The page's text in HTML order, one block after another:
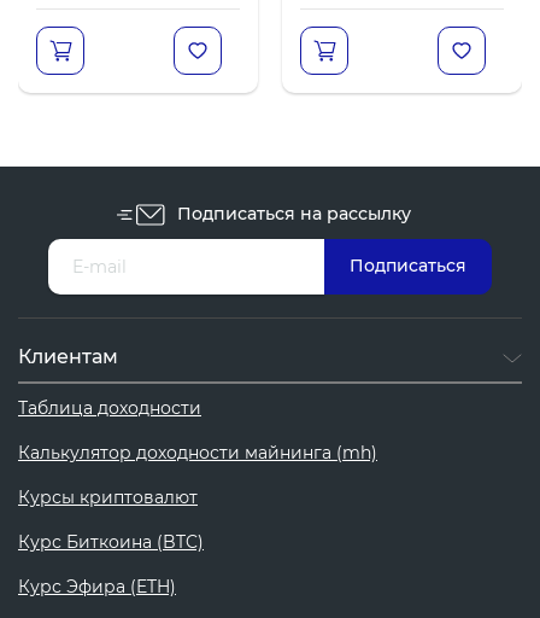
Подписаться на рассылку
Клиентам
Таблица доходности
Калькулятор доходности майнинга (mh)
Курсы криптовалют
Курс Биткоина (BTC)
Курс Эфира (ETH)